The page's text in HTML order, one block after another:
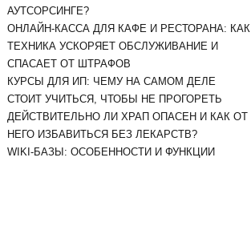
АУТСОРСИНГЕ?
ОНЛАЙН-КАССА ДЛЯ КАФЕ И РЕСТОРАНА: КАК
ТЕХНИКА УСКОРЯЕТ ОБСЛУЖИВАНИЕ И
СПАСАЕТ ОТ ШТРАФОВ
КУРСЫ ДЛЯ ИП: ЧЕМУ НА САМОМ ДЕЛЕ
СТОИТ УЧИТЬСЯ, ЧТОБЫ НЕ ПРОГОРЕТЬ
ДЕЙСТВИТЕЛЬНО ЛИ ХРАП ОПАСЕН И КАК ОТ
НЕГО ИЗБАВИТЬСЯ БЕЗ ЛЕКАРСТВ?
WIKI-БАЗЫ: ОСОБЕННОСТИ И ФУНКЦИИ